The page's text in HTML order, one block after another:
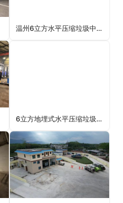
温州6立方水平压缩垃圾中转站
6立方地埋式水平压缩垃圾设备